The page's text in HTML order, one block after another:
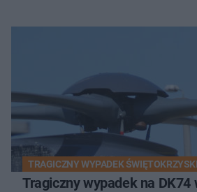
TRAGICZNY WYPADEK
Tragiczny wypadek na DK74